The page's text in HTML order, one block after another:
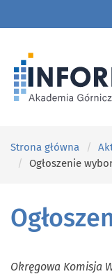
Strona główna
Ogłoszenie
Okręgowa Komisja